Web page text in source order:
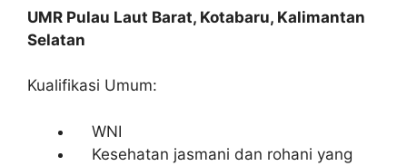
UMR Pulau Laut Barat, Kotabaru, Kalimantan
Selatan
Kualifikasi Umum:
WNI
Kesehatan jasmani dan rohani yang